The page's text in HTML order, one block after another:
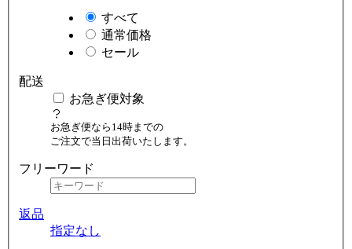
すべて
通常価格
セール
配送
お急ぎ便対象
お急ぎ便なら14時までの
ご注文で当日出荷いたします。
フリーワード
返品
指定なし